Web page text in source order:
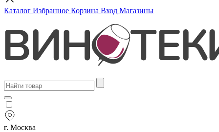
Каталог Избранное Корзина Вход Магазины
г. Москва